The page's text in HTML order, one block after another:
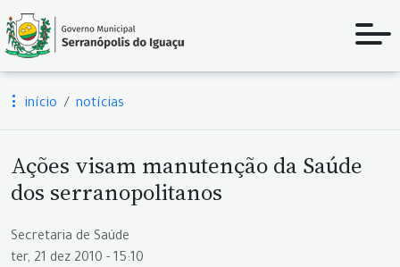
início notícias
Ações visam manutenção da Saúde
dos serranopolitanos
Secretaria de Saúde
ter, 21 dez 2010 - 15:10